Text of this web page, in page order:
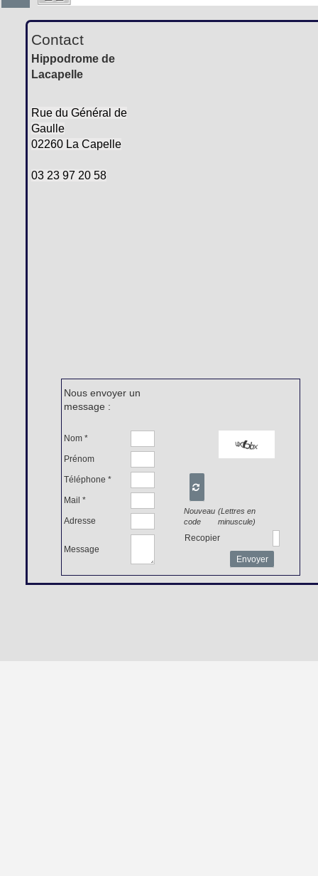
Contact
Hippodrome de
Lacapelle
Rue du Général de
Gaulle
02260 La Capelle
03 23 97 20 58
Nous envoyer un
message :
Nom *
Prénom
Téléphone *
Mail *
Adresse
Message

Nouveau
code
(Lettres en
minuscule)
Recopier
Envoyer